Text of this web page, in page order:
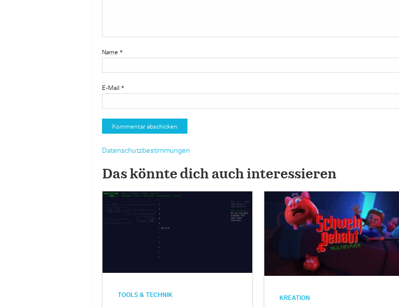
Name *
E-Mail *
Datenschutzbestimmungen
Das könnte dich auch interessieren
TOOLS & TECHNIK KREATION